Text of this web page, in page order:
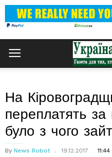
На
переплатять
було з чого
By News Robot 19.12.2017 11:44